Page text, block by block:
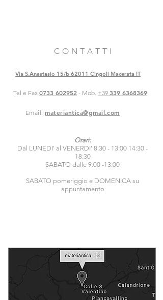
C O N T A T T I
Via S.Anastasio 15/b 62011 Cingoli Macerata IT
Tel e Fax 0733 602952 - Mob. +39 339 6368369
Email:materiantica@gmail.com
Orari:
Dal LUNEDI' al VENERDI' 8:30 - 13:00 14:30 -
18:30
SABATO dalle 9:00 -13:00
SABATO pomeriggio e DOMENICA su
appuntamento